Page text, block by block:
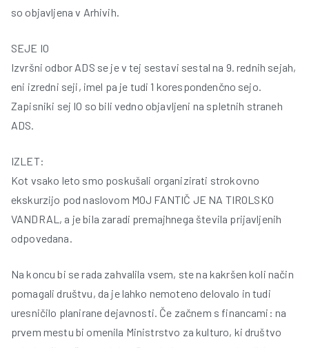
so objavljena v Arhivih.
SEJE IO
Izvršni odbor ADS se je v tej sestavi sestal na 9. rednih sejah,
eni izredni seji, imel pa je tudi 1 korespondenčno sejo.
Zapisniki sej IO so bili vedno objavljeni na spletnih straneh
ADS.
IZLET:
Kot vsako leto smo poskušali organizirati strokovno
ekskurzijo pod naslovom MOJ FANTIČ JE NA TIROLSKO
VANDRAL, a je bila zaradi premajhnega števila prijavljenih
odpovedana.
Na koncu bi se rada zahvalila vsem, ste na kakršen koli način
pomagali društvu, da je lahko nemoteno delovalo in tudi
uresničilo planirane dejavnosti. Če začnem s financami: na
prvem mestu bi omenila Ministrstvo za kulturo, ki društvo